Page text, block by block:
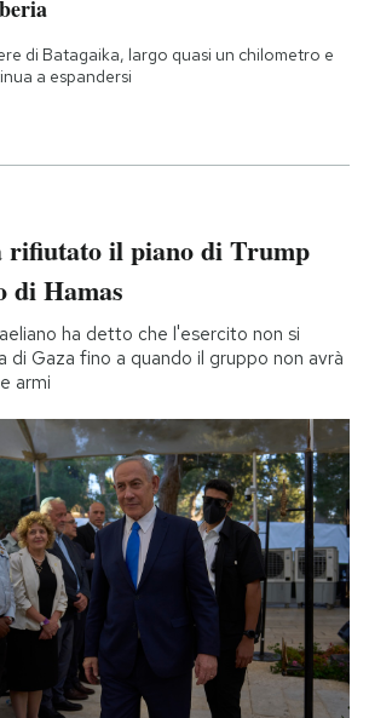
di Batagaika, largo quasi un chilometro e
a espandersi
rifiutato il piano di Trump
di Hamas
ha detto che l'esercito non si
di Gaza fino a quando il gruppo non avrà
armi